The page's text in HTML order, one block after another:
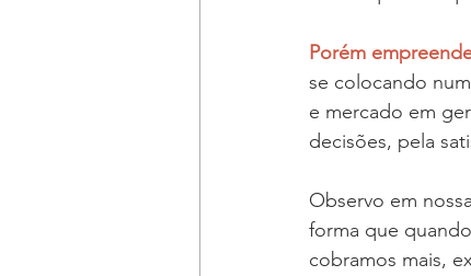
Porém
se colocando
e mercado em
decisões, pela
Observo em
forma que
cobramos mais,